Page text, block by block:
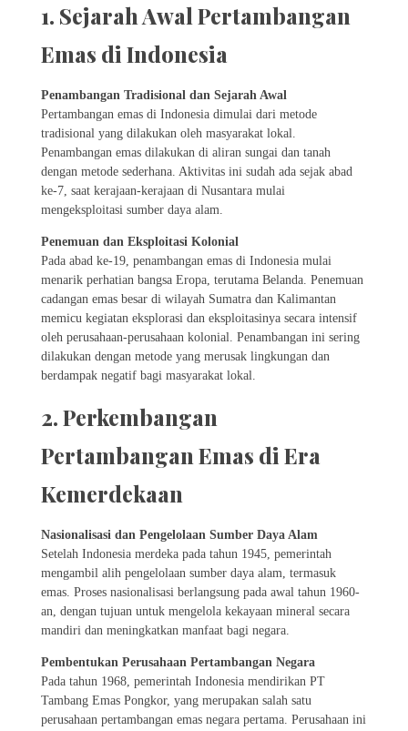
1. Sejarah Awal Pertambangan
Emas di Indonesia
Penambangan Tradisional dan Sejarah Awal
Pertambangan emas di Indonesia dimulai dari metode
tradisional yang dilakukan oleh masyarakat lokal.
Penambangan emas dilakukan di aliran sungai dan tanah
dengan metode sederhana. Aktivitas ini sudah ada sejak abad
ke-7, saat kerajaan-kerajaan di Nusantara mulai
mengeksploitasi sumber daya alam.
Penemuan dan Eksploitasi Kolonial
Pada abad ke-19, penambangan emas di Indonesia mulai
menarik perhatian bangsa Eropa, terutama Belanda. Penemuan
cadangan emas besar di wilayah Sumatra dan Kalimantan
memicu kegiatan eksplorasi dan eksploitasinya secara intensif
oleh perusahaan-perusahaan kolonial. Penambangan ini sering
dilakukan dengan metode yang merusak lingkungan dan
berdampak negatif bagi masyarakat lokal.
2. Perkembangan
Pertambangan Emas di Era
Kemerdekaan
Nasionalisasi dan Pengelolaan Sumber Daya Alam
Setelah Indonesia merdeka pada tahun 1945, pemerintah
mengambil alih pengelolaan sumber daya alam, termasuk
emas. Proses nasionalisasi berlangsung pada awal tahun 1960-
an, dengan tujuan untuk mengelola kekayaan mineral secara
mandiri dan meningkatkan manfaat bagi negara.
Pembentukan Perusahaan Pertambangan Negara
Pada tahun 1968, pemerintah Indonesia mendirikan PT
Tambang Emas Pongkor, yang merupakan salah satu
perusahaan pertambangan emas negara pertama. Perusahaan ini